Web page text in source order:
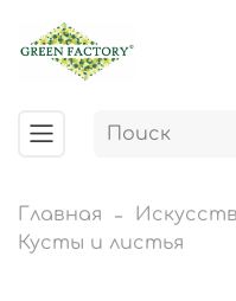
Главная
Кусты и листья